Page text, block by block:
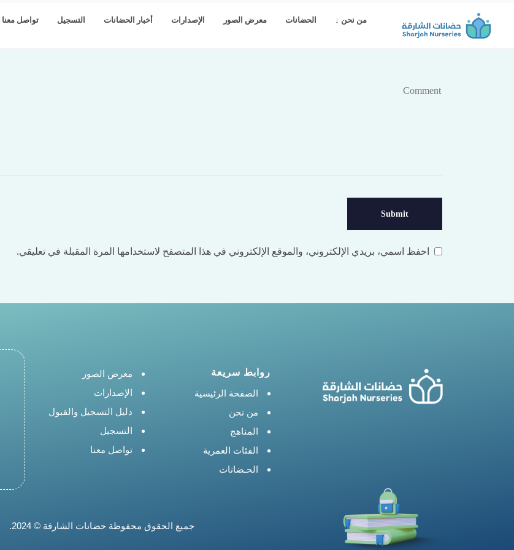
من نحن ↓ الحضانات معرض الصور الإصدارات أخبار الحضانات التسجيل تواصل معنا
Leave a comment
احفظ اسمي، بريدي الإلكتروني، والموقع الإلكتروني في هذا المتصفح لاستخدامها المرة المقبلة في تعليقي.
روابط سريعة
الصفحة الرئيسية
من نحن
المناهج
الفئات العمرية
الحـضانات
معرض الصور
الإصدارات
دليل التسجيل والقبول
التسجيل
تواصل معنا
جميع الحقوق محفوظة حضانات الشارقة © 2024.